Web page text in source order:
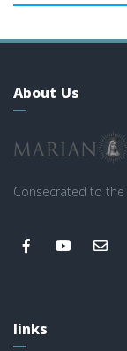
About Us
Consecrated to
links